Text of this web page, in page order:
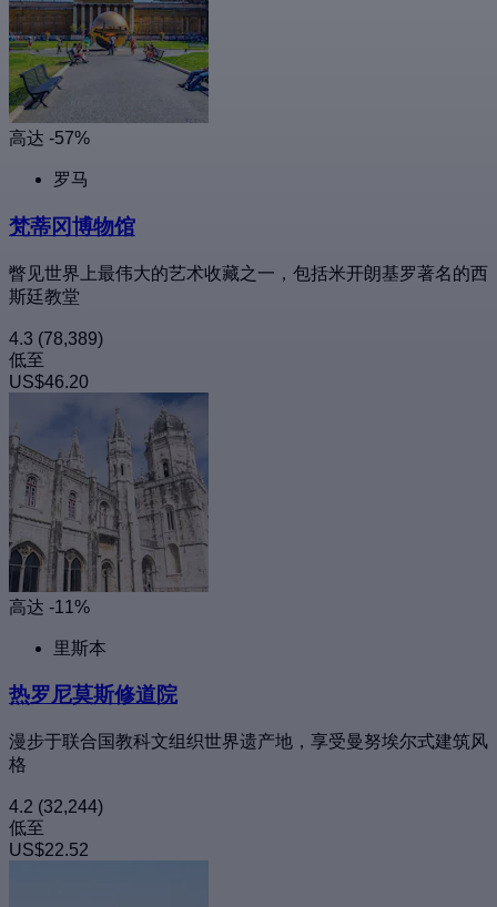
高达 -57%
罗马
梵蒂冈博物馆
瞥见世界上最伟大的艺术收藏之一，包括米开朗基罗著名的西
斯廷教堂
4.3 (78,389)
低至
US$46.20
高达 -11%
里斯本
热罗尼莫斯修道院
漫步于联合国教科文组织世界遗产地，享受曼努埃尔式建筑风
格
4.2 (32,244)
低至
US$22.52